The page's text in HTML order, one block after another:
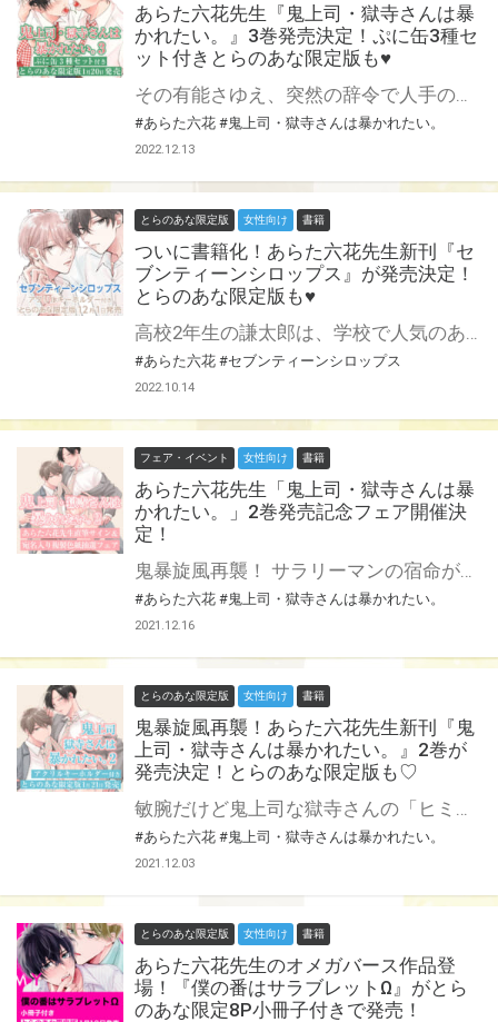
あらた六花先生『鬼上司・獄寺さんは暴
かれたい。』3巻発売決定！ぷに缶3種セ
ット付きとらのあな限定版も♥
#あらた六花 #鬼上司・獄寺さんは暴かれたい。
2022.12.13
とらのあな限定版 女性向け 書籍
ついに書籍化！あらた六花先生新刊『セ
ブンティーンシロップス』が発売決定！
とらのあな限定版も♥
#あらた六花 #セブンティーンシロップス
2022.10.14
フェア・イベント 女性向け 書籍
あらた六花先生「鬼上司・獄寺さんは暴
かれたい。」2巻発売記念フェア開催決
定！
#あらた六花 #鬼上司・獄寺さんは暴かれたい。
2021.12.16
とらのあな限定版 女性向け 書籍
鬼暴旋風再襲！あらた六花先生新刊『鬼
上司・獄寺さんは暴かれたい。』2巻が
発売決定！とらのあな限定版も♡
#あらた六花 #鬼上司・獄寺さんは暴かれたい。
2021.12.03
とらのあな限定版 女性向け 書籍
あらた六花先生のオメガバース作品登
場！『僕の番はサラブレットΩ』がとら
のあな限定8P小冊子付きで発売！